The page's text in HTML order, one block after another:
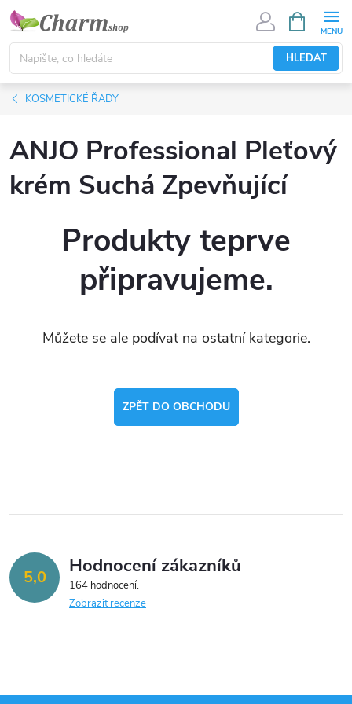
Přejít
obsah
HLEDAT
NÁKUPNÍ
KOŠÍK
KOSMETICKÉ ŘADY
ANJO Professional Pleťový
krém Suchá Zpevňující
Produkty teprve
připravujeme.
Můžete se ale podívat na ostatní kategorie.
ZPĚT DO OBCHODU
5,0 Hodnocení zákazníků
164 hodnocení
Zobrazit recenze